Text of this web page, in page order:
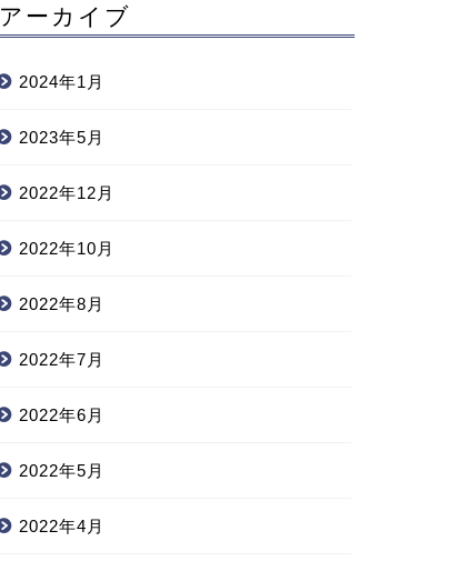
アーカイブ
2024年1月
2023年5月
2022年12月
2022年10月
2022年8月
2022年7月
2022年6月
2022年5月
2022年4月